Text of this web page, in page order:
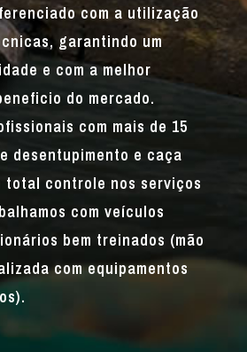
com a utilização
garantindo um
e com a melhor
do mercado.
com mais de 15
desentupimento e caça
total controle nos serviços
com veículos
bem treinados (mão
com equipamentos